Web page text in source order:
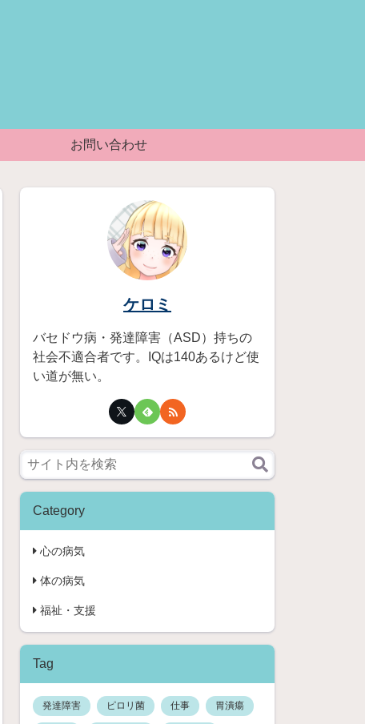
お問い合わせ
ケロミ
バセドウ病・発達障害（ASD）持ちの
社会不適合者です。IQは140あるけど使
い道が無い。
Category
心の病気
体の病気
福祉・支援
Tag
発達障害 ピロリ菌 仕事 胃潰瘍